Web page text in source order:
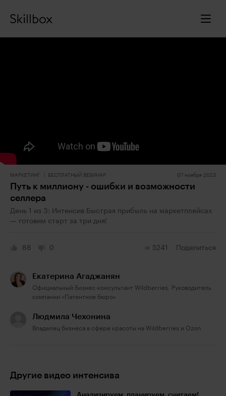
МАРКЕТИНГ БЕСПЛАТНЫЙ ВЕБИНАР 07 ноября 2023
Путь к миллиону - ошибки и возможности
селлера
День 1 из 3: Интенсив Быстрая прибыль на маркетплейсах
— готовим старт за три дня!
88 0 5241 Поделиться
Екатерина Агаджанян
Официальный бизнес-консультант Wildberries. Руководитель
компании «Патентное бюро»
Людмила Чехонина
Владелец бизнеса в сфере красоты на Wildberries и Ozon
Другие видео интенсива